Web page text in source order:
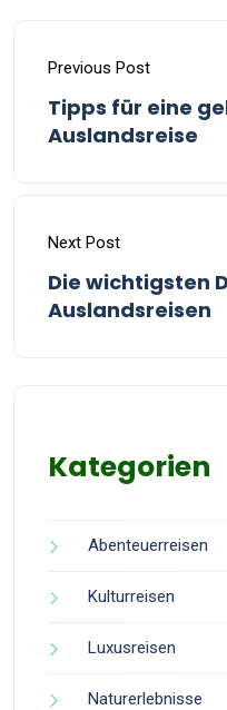
Previous Post
Tipps für eine
Auslandsreise
Next Post
Die wichtigsten
Auslandsreisen
Kategorien
Abenteuerreisen
Kulturreisen
Luxusreisen
Naturerlebnisse